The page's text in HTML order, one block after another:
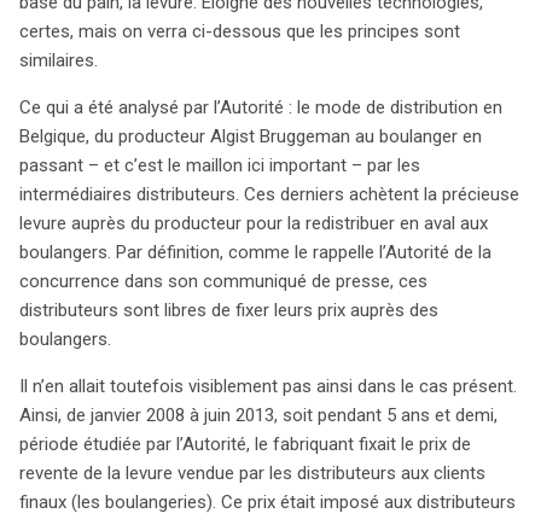
du code de droit économique belge et dans le traité de
fonctionnement de l’Union européenne. Les pratiques de
sont considérées comme des ententes illicites et sont
strictement interdites. Bien que les réseaux de
distribution puissent bénéficier d’exemptions dans
certaines conditions, la fixation des prix de revente en
est exclue. Le cas d’Algist Bruggeman souligne une
tendance préoccupante, notamment dans le commerce
électronique, où les fabricants tentent de contrôler les
prix face à la concurrence croissante. Cette décision de
l’Autorité belge sert d’avertissement : franchir la ligne
entre contrôle légitime et fixation des prix peut coûter
très cher. Les fabricants doivent naviguer prudemment
pour éviter de tomber dans l’illégalité.
certes, mais on verra ci-dessous que les principes sont
similaires.
Ce qui a été analysé par l’Autorité : le mode de distribution en
Belgique, du producteur Algist Bruggeman au boulanger en
passant – et c’est le maillon ici important – par les
intermédiaires distributeurs. Ces derniers achètent la précieuse
levure auprès du producteur pour la redistribuer en aval aux
boulangers. Par définition, comme le rappelle l’Autorité de la
concurrence dans son communiqué de presse, ces
distributeurs sont libres de fixer leurs prix auprès des
boulangers.
Il n’en allait toutefois visiblement pas ainsi dans le cas présent.
Ainsi, de janvier 2008 à juin 2013, soit pendant 5 ans et demi,
période étudiée par l’Autorité, le fabriquant fixait le prix de
revente de la levure vendue par les distributeurs aux clients
finaux (les boulangeries). Ce prix était imposé aux distributeurs